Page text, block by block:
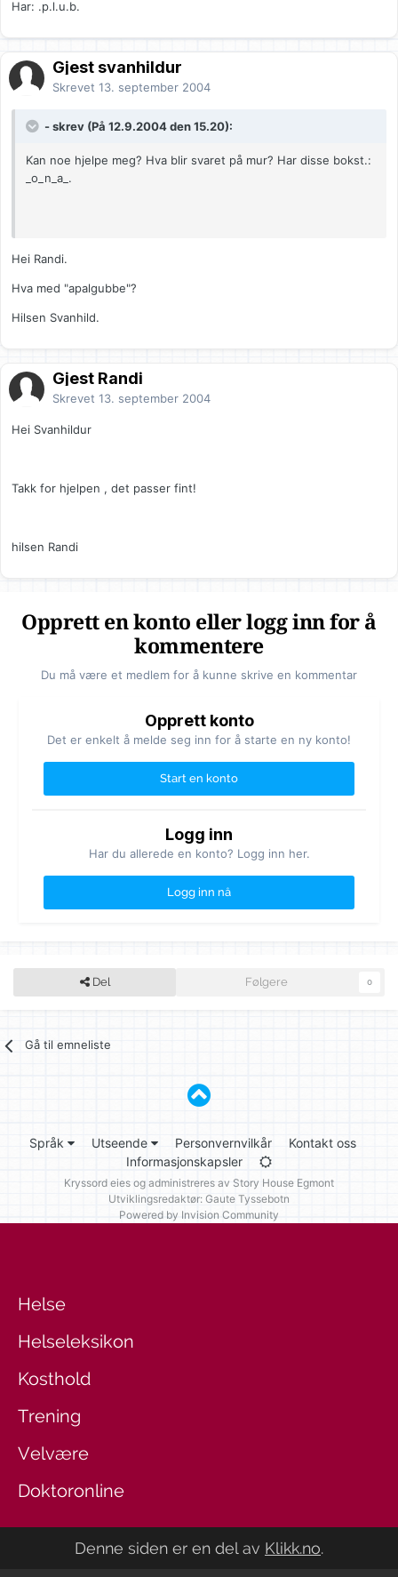
Har: .p.l.u.b.
Gjest svanhildur
Skrevet 13. september 2004
- skrev (På 12.9.2004 den 15.20):
Kan noe hjelpe meg? Hva blir svaret på mur? Har disse bokst.:
_o_n_a_.
Hei Randi.
Hva med "apalgubbe"?
Hilsen Svanhild.
Gjest Randi
Skrevet 13. september 2004
Hei Svanhildur
Takk for hjelpen , det passer fint!
hilsen Randi
Opprett en konto eller logg inn for å
kommentere
Du må være et medlem for å kunne skrive en kommentar
Opprett konto
Det er enkelt å melde seg inn for å starte en ny konto!
Start en konto
Logg inn
Har du allerede en konto? Logg inn her.
Logg inn nå
Del Følgere 0
Gå til emneliste
Språk Utseende Personvernvilkår
Kontakt oss
Informasjonskapsler
Kryssord eies og administreres av Story House Egmont
Utviklingsredaktør: Gaute Tyssebotn
Powered by Invision Community
Helse
Helseleksikon
Kosthold
Trening
Velvære
Doktoronline
Denne siden er en del av Klikk.no.